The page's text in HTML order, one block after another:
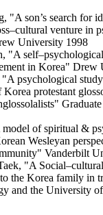
"A son’s search for
venture in
University 1998
"A
in Korea" Drew
"A psychological
Korea protestant
of spiritual &
Wesleyan
Vanderbilt
"A
the Korea family in
and the University